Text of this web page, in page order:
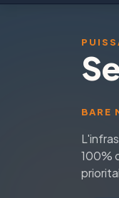
BARE
100%